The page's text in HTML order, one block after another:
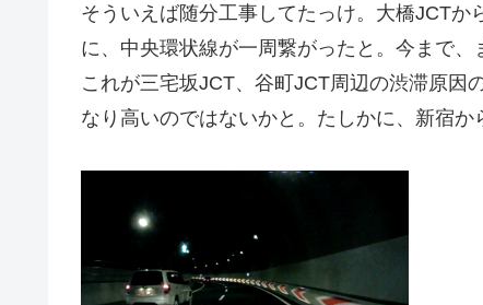
そういえば随分工事してたっけ。大橋JCT
に、中央環状線が一周繋がったと。今まで
これが三宅坂JCT、谷町JCT周辺の渋滞原因
なり高いのではないかと。たしかに、新宿か